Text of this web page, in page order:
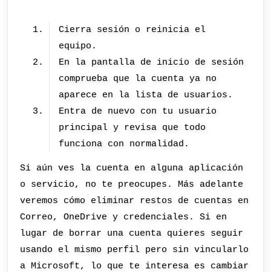
Cierra sesión o reinicia el
equipo.
En la pantalla de inicio de sesión
comprueba que la cuenta ya no
aparece en la lista de usuarios.
Entra de nuevo con tu usuario
principal y revisa que todo
funciona con normalidad.
Si aún ves la cuenta en alguna aplicación
o servicio, no te preocupes. Más adelante
veremos cómo eliminar restos de cuentas en
Correo, OneDrive y credenciales. Si en
lugar de borrar una cuenta quieres seguir
usando el mismo perfil pero sin vincularlo
a Microsoft, lo que te interesa es cambiar